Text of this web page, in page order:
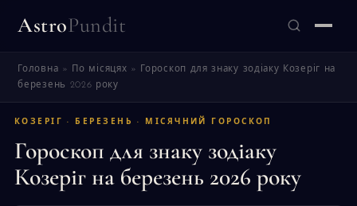
AstroPundit
ЗНАЙТИ
Головна » По місяцях »
Гороскоп для знаку зодіаку Козеріг на
березень 2026 року
КОЗЕРІГ · БЕРЕЗЕНЬ · МІСЯЧНИЙ ГОРОСКОП
Гороскоп для знаку зодіаку
Козеріг на березень 2026 року